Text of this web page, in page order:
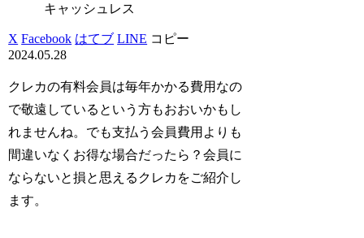
キャッシュレス
X Facebook はてブ LINE コピー
2024.05.28
クレカの有料会員は毎年かかる費用なの
で敬遠しているという方もおおいかもし
れませんね。でも支払う会員費用よりも
間違いなくお得な場合だったら？会員に
ならないと損と思えるクレカをご紹介し
ます。